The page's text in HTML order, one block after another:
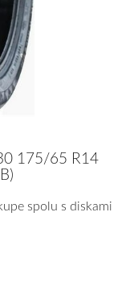
175/65 R14
spolu s diskami